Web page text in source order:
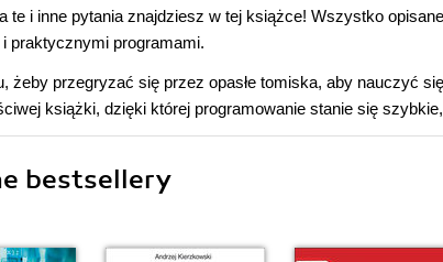
te i inne pytania znajdziesz w tej książce! Wszystko
praktycznymi programami.
żeby przegryzać się przez opasłe tomiska, aby nauczyć
książki, dzięki której programowanie stanie się
bestsellery